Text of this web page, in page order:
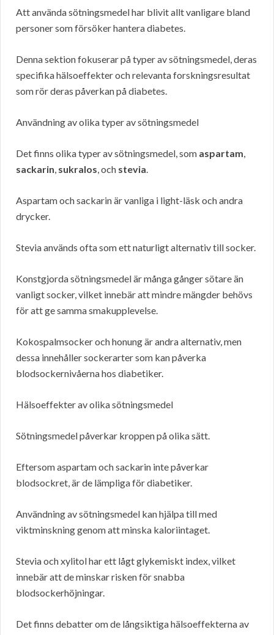
Att använda sötningsmedel har blivit allt vanligare bland
personer som försöker hantera diabetes.
Denna sektion fokuserar på typer av sötningsmedel, deras
specifika hälsoeffekter och relevanta forskningsresultat
som rör deras påverkan på diabetes.
Användning av olika typer av sötningsmedel
Det finns olika typer av sötningsmedel, som aspartam,
sackarin, sukralos, och stevia.
Aspartam och sackarin är vanliga i light-läsk och andra
drycker.
Stevia används ofta som ett naturligt alternativ till socker.
Konstgjorda sötningsmedel är många gånger sötare än
vanligt socker, vilket innebär att mindre mängder behövs
för att ge samma smakupplevelse.
Kokospalmsocker och honung är andra alternativ, men
dessa innehåller sockerarter som kan påverka
blodsockernivåerna hos diabetiker.
Hälsoeffekter av olika sötningsmedel
Sötningsmedel påverkar kroppen på olika sätt.
Eftersom aspartam och sackarin inte påverkar
blodsockret, är de lämpliga för diabetiker.
Användning av sötningsmedel kan hjälpa till med
viktminskning genom att minska kaloriintaget.
Stevia och xylitol har ett lågt glykemiskt index, vilket
innebär att de minskar risken för snabba
blodsockerhöjningar.
Det finns debatter om de långsiktiga hälsoeffekterna av